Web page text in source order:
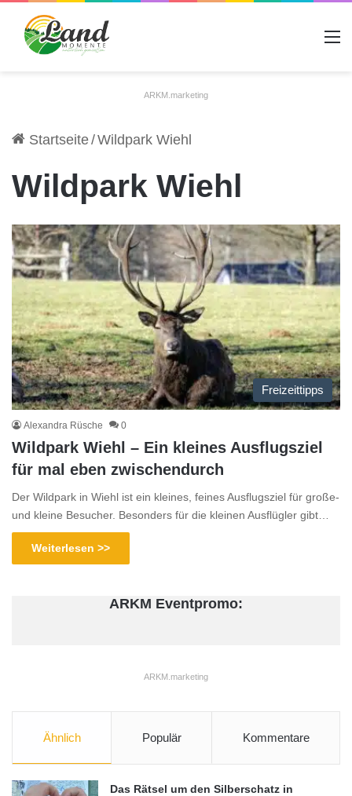
ARKM.marketing
Startseite/Wildpark Wiehl
Wildpark Wiehl
Freizeittipps
Alexandra Rüsche 0
Wildpark Wiehl – Ein kleines Ausflugsziel
für mal eben zwischendurch
Der Wildpark in Wiehl ist ein kleines, feines Ausflugsziel für große-
und kleine Besucher. Besonders für die kleinen Ausflügler gibt…
Weiterlesen >>
ARKM Eventpromo:
ARKM.marketing
Ähnlich Populär Kommentare
Das Rätsel um den Silberschatz in